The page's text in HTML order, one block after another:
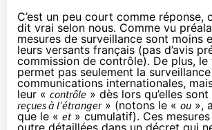
C’est un peu court comme réponse,
dit vrai selon nous. Comme vu
mesures de surveillance sont moins
leurs versants français (pas d’avis
commission de contrôle). De plus, le
permet pas seulement la
communications internationales,
leur « contrôle » dès lors qu’elles sont
reçues à l’étranger» (notons le « ou »,
que le « et» cumulatif). Ces